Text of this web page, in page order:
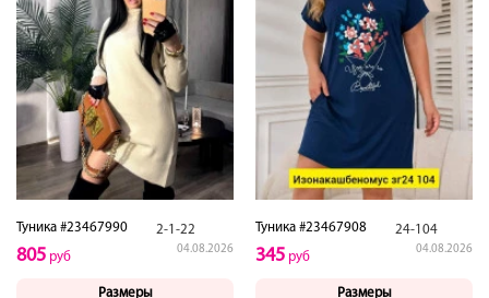
Туника #23467990 2-1-22
04.08.2026
805 руб
Размеры
Туника #23467908 24-104
04.08.2026
345 руб
Размеры